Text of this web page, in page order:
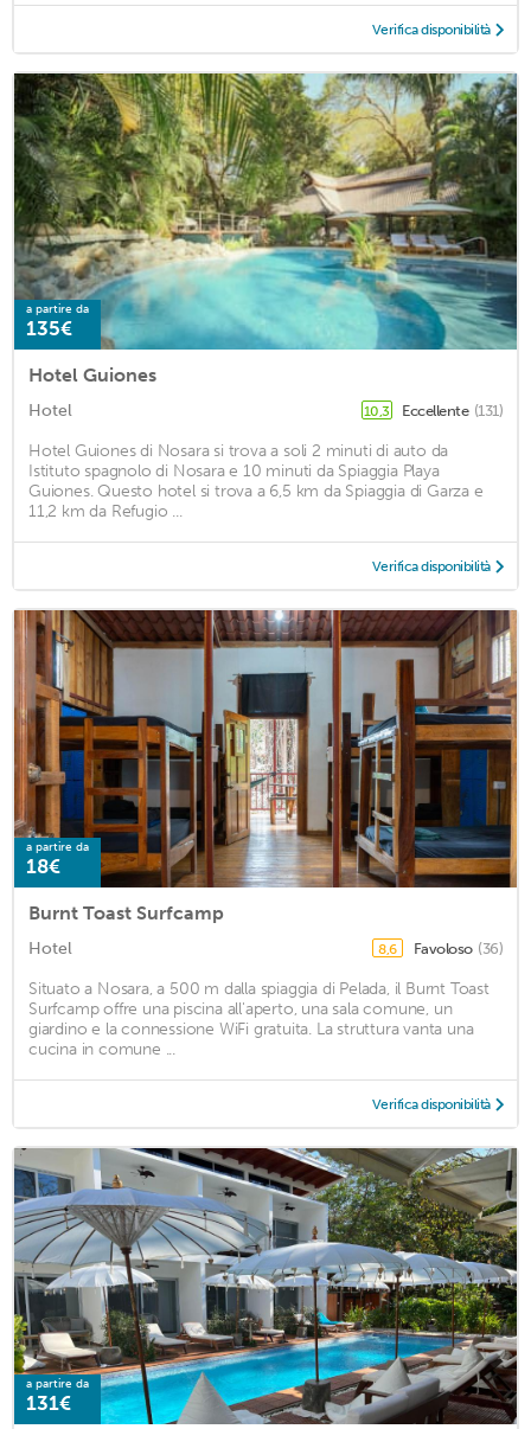
Verifica disponibilità
a partire da
135€
Hotel Guiones
Hotel 10,3 Eccellente (131)
Hotel Guiones di Nosara si trova a soli 2 minuti di auto da
Istituto spagnolo di Nosara e 10 minuti da Spiaggia Playa
Guiones. Questo hotel si trova a 6,5 km da Spiaggia di Garza e
11,2 km da Refugio ...
Verifica disponibilità
a partire da
18€
Burnt Toast Surfcamp
Hotel 8,6 Favoloso (36)
Situato a Nosara, a 500 m dalla spiaggia di Pelada, il Burnt Toast
Surfcamp offre una piscina all'aperto, una sala comune, un
giardino e la connessione WiFi gratuita. La struttura vanta una
cucina in comune ...
Verifica disponibilità
a partire da
131€